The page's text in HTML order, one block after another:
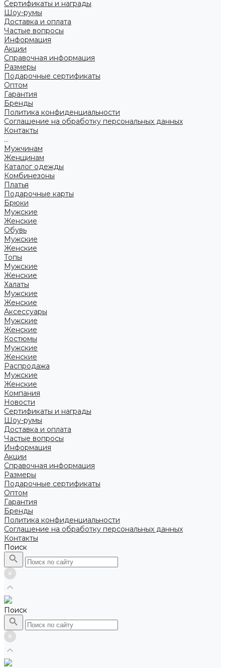
Сертификаты и награды
Шоу-румы
Доставка и оплата
Частые вопросы
Информация
Акции
Справочная информация
Размеры
Подарочные сертификаты
Оптом
Гарантия
Бренды
Политика конфиденциальности
Соглашение на обработку персональных данных
Контакты
...
Мужчинам
Женщинам
Каталог одежды
Комбинезоны
Платья
Подарочные карты
Брюки
Мужские
Женские
Обувь
Мужские
Женские
Топы
Мужские
Женские
Халаты
Мужские
Женские
Аксессуары
Мужские
Женские
Костюмы
Мужские
Женские
Распродажа
Мужские
Женские
Компания
Новости
Сертификаты и награды
Шоу-румы
Доставка и оплата
Частые вопросы
Информация
Акции
Справочная информация
Размеры
Подарочные сертификаты
Оптом
Гарантия
Бренды
Политика конфиденциальности
Соглашение на обработку персональных данных
Контакты
Поиск
Поиск